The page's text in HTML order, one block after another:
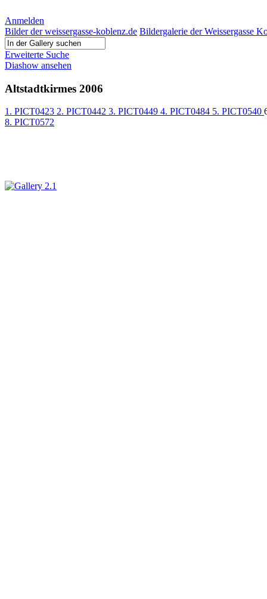
Anmelden
Bilder der weissergasse-koblenz.de Bildergalerie der Weissergasse
Erweiterte Suche
Diashow ansehen
Altstadtkirmes 2006
1. PICT0423 2. PICT0442 3. PICT0449 4. PICT0484 5. PICT0540
8. PICT0572